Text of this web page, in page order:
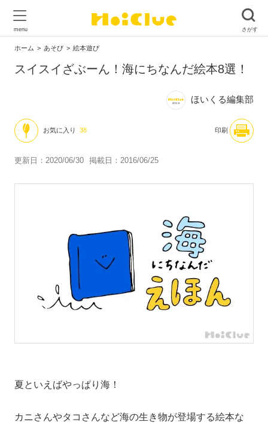
ホーム あそび 絵本遊び
スイスイざぶーん！海にちなんだ絵本8選！
ほいくる編集部
お気に入り 38 印刷
更新日：2020/06/30 掲載日：2016/06/25
夏といえばやっぱり海！
カニさんやタコさんなど海の生き物が登場する絵本な